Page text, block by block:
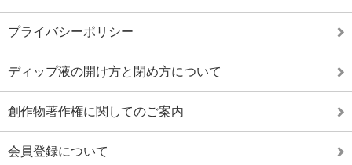
プライバシーポリシー
ディップ液の開け方と閉め方について
創作物著作権に関してのご案内
会員登録について